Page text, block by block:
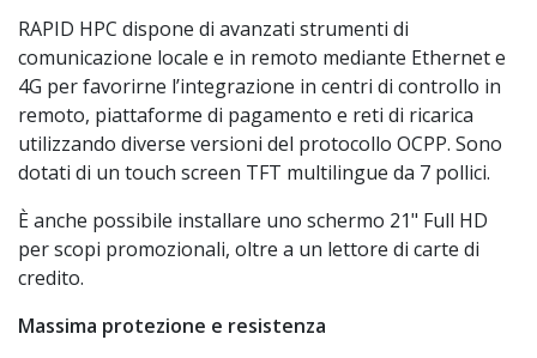
RAPID HPC dispone di avanzati strumenti di
comunicazione locale e in remoto mediante Ethernet e
4G per favorirne l’integrazione in centri di controllo in
remoto, piattaforme di pagamento e reti di ricarica
utilizzando diverse versioni del protocollo OCPP. Sono
dotati di un touch screen TFT multilingue da 7 pollici.
È anche possibile installare uno schermo 21" Full HD
per scopi promozionali, oltre a un lettore di carte di
credito.
Massima protezione e resistenza